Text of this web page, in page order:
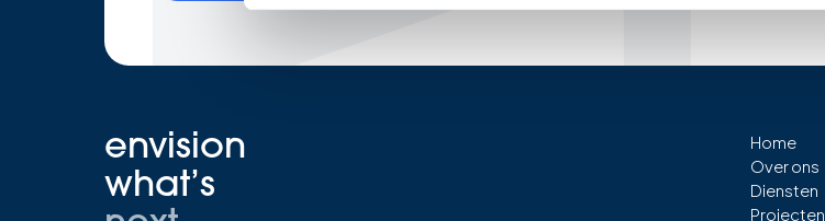
envision
what’s
Home
Over ons
Diensten
Projecten